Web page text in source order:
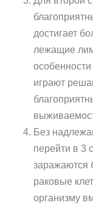
достигает
лежащие
играют
Без
перейти в 3
заражаются
раковые
организму